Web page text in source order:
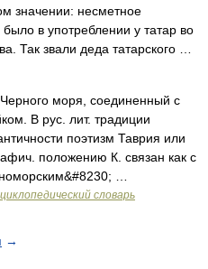
значении: несметное
в употреблении у татар во
Так звали деда татарского …
моря, соединенный с
В рус. лит. традиции
поэтизм Таврия или
положению К. связан как с
…
словарь
→